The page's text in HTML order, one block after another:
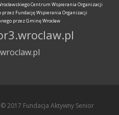
Centrum Wspierania Organizacji
przez Fundację Wspierania Organizacji
przez Gminę Wrocław
2017 Fundacja Aktywny Senior